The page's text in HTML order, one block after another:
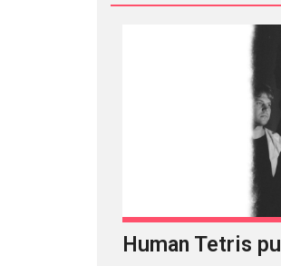
Human Tetris